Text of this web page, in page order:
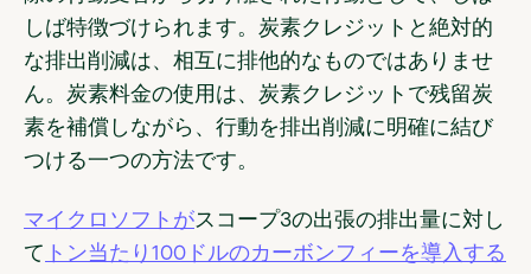
しば特徴づけられます。 炭素クレジットと絶対的
な排出削減は、相互に排他的なものではありませ
ん。 炭素料金の使用は、炭素クレジットで残留炭
素を補償しながら、行動を排出削減に明確に結び
つける一つの方法です。
マイクロソフトがスコープ3の出張の排出量に対し
て トン当たり100ドルのカーボンフィーを導入する